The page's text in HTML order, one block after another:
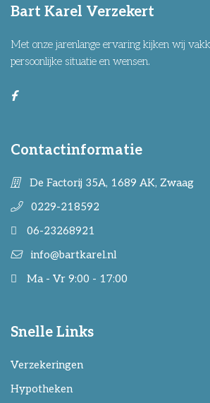
Bart Karel Verzekert
Met onze jarenlange ervaring kijken wij
persoonlijke situatie en wensen.
Contactinformatie
De Factorij 35A, 1689 AK, Zwaag
0229-218592
06-23268921
info@bartkarel.nl
Ma - Vr 9:00 - 17:00
Snelle Links
Verzekeringen
Hypotheken